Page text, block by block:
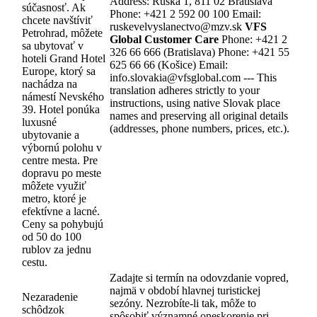
súčasnosť. Ak
chcete navštíviť
Petrohrad, môžete
sa ubytovať v
hoteli Grand Hotel
Europe, ktorý sa
nachádza na
námestí Nevského
39. Hotel ponúka
luxusné
ubytovanie a
výbornú polohu v
centre mesta. Pre
dopravu po meste
môžete využiť
metro, ktoré je
efektívne a lacné.
Ceny sa pohybujú
od 50 do 100
rublov za jednu
cestu.
Phone: +421 2 592 00 100 Email:
ruskevelvyslanectvo@mzv.sk VFS
Global Customer Care Phone: +421 2
326 66 666 (Bratislava) Phone: +421 55
625 66 66 (Košice) Email:
info.slovakia@vfsglobal.com --- This
translation adheres strictly to your
instructions, using native Slovak place
names and preserving all original details
(addresses, phone numbers, prices, etc.).
Nezaradenie
schôdzok
Zadajte si termín na odovzdanie vopred,
najmä v období hlavnej turistickej
sezóny. Nezrobíte-li tak, môže to